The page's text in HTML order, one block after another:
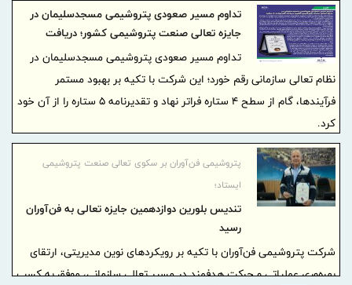
اشاعه فرهنگ سرآمدی در صنعت پتروشیمی کشور ترسیم کرد.
تداوم مسیر صعودی پتروشیمی مسجدسلیمان در
جایزه تعالی صنعت پتروشیمی کشور؛ دریافت
تقدیرنامه 5 ستاره
تداوم مسیر صعودی پتروشیمی مسجدسلیمان در
نظام تعالی سازمانی رقم خورد؛ این شرکت با تکیه بر بهبود مستمر
فرآیندها، گام از سطح ۴ ستاره فراتر نهاد و تقدیرنامه ۵ ستاره را از آن خود
کرد.
پتروشیمی فن‌آوران بر سکوی تعالی صنعت پتروشیمی
ایستاد؛
تندیس بلورین دوازدهمین جایزه تعالی به فن‌آوران
رسید
شرکت پتروشیمی فن‌آوران با تکیه بر رویکردهای نوین مدیریتی، ارتقای
بهره‌وری عملیاتی و حرکت هدفمند در مسیر تعالی سازمانی، موفق به کسب